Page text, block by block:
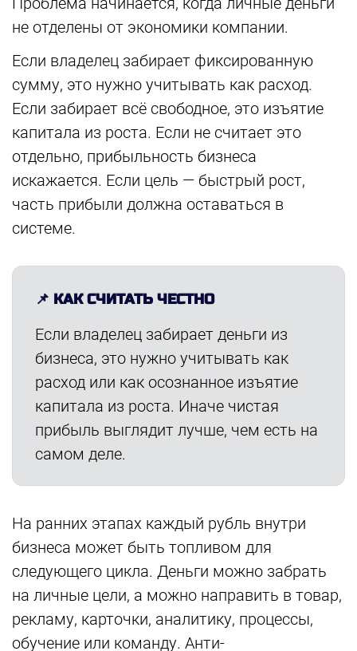
не отделены от экономики компании.
Если владелец забирает фиксированную
сумму, это нужно учитывать как расход.
Если забирает всё свободное, это изъятие
капитала из роста. Если не считает это
отдельно, прибыльность бизнеса
искажается. Если цель — быстрый рост,
часть прибыли должна оставаться в
системе.
📌 КАК СЧИТАТЬ ЧЕСТНО
Если владелец забирает деньги из
бизнеса, это нужно учитывать как
расход или как осознанное изъятие
капитала из роста. Иначе чистая
прибыль выглядит лучше, чем есть на
самом деле.
На ранних этапах каждый рубль внутри
бизнеса может быть топливом для
следующего цикла. Деньги можно забрать
на личные цели, а можно направить в товар,
рекламу, карточки, аналитику, процессы,
обучение или команду. Анти-